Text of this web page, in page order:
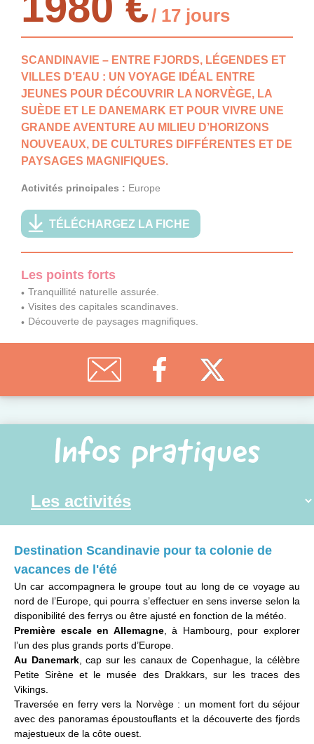
/ 17 jours
SCANDINAVIE – ENTRE FJORDS, LÉGENDES ET
VILLES D’EAU : UN VOYAGE IDÉAL ENTRE
JEUNES POUR DÉCOUVRIR LA NORVÈGE, LA
SUÈDE ET LE DANEMARK ET POUR VIVRE UNE
GRANDE AVENTURE AU MILIEU D’HORIZONS
NOUVEAUX, DE CULTURES DIFFÉRENTES ET DE
PAYSAGES MAGNIFIQUES.
Activités principales : Europe
TÉLÉCHARGEZ LA FICHE
Les points forts
Tranquillité naturelle assurée.
Visites des capitales scandinaves.
Découverte de paysages magnifiques.
Infos pratiques
Destination Scandinavie pour ta colonie de
vacances de l'été
Un car accompagnera le groupe tout au long de ce voyage au
nord de l’Europe, qui pourra s’effectuer en sens inverse selon la
disponibilité des ferrys ou être ajusté en fonction de la météo.
Première escale en Allemagne, à Hambourg, pour explorer
l’un des plus grands ports d’Europe.
Au Danemark, cap sur les canaux de Copenhague, la célèbre
Petite Sirène et le musée des Drakkars, sur les traces des
Vikings.
Traversée en ferry vers la Norvège : un moment fort du séjour
avec des panoramas époustouflants et la découverte des fjords
majestueux de la côte ouest.